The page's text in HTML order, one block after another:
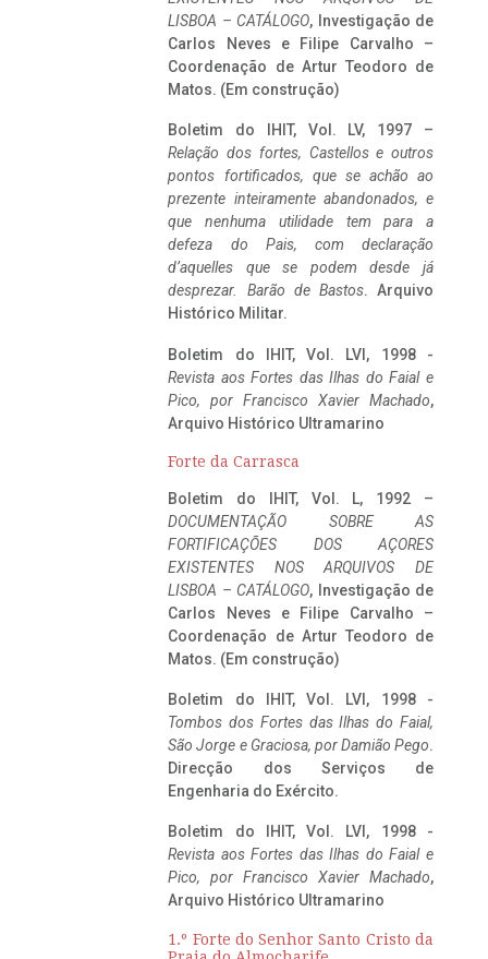
LISBOA – CATÁLOGO, Investigação de
Carlos Neves e Filipe Carvalho –
Coordenação de Artur Teodoro de
Matos. (Em construção)
Boletim do IHIT, Vol. LV, 1997 –
Relação dos fortes, Castellos e outros
pontos fortificados, que se achão ao
prezente inteiramente abandonados, e
que nenhuma utilidade tem para a
defeza do Pais, com declaração
d’aquelles que se podem desde já
desprezar. Barão de Bastos. Arquivo
Histórico Militar.
Boletim do IHIT, Vol. LVI, 1998 -
Revista aos Fortes das Ilhas do Faial e
Pico, por Francisco Xavier Machado,
Arquivo Histórico Ultramarino
Forte da Carrasca
Boletim do IHIT, Vol. L, 1992 –
DOCUMENTAÇÃO SOBRE AS
FORTIFICAÇÕES DOS AÇORES
EXISTENTES NOS ARQUIVOS DE
LISBOA – CATÁLOGO, Investigação de
Carlos Neves e Filipe Carvalho –
Coordenação de Artur Teodoro de
Matos. (Em construção)
Boletim do IHIT, Vol. LVI, 1998 -
Tombos dos Fortes das Ilhas do Faial,
São Jorge e Graciosa, por Damião Pego.
Direcção dos Serviços de
Engenharia do Exército.
Boletim do IHIT, Vol. LVI, 1998 -
Revista aos Fortes das Ilhas do Faial e
Pico, por Francisco Xavier Machado,
Arquivo Histórico Ultramarino
1.º Forte do Senhor Santo Cristo da